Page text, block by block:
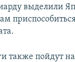
выделили
также пойдут